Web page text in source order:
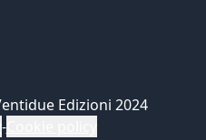
Edizioni 2024
-Cookie policy